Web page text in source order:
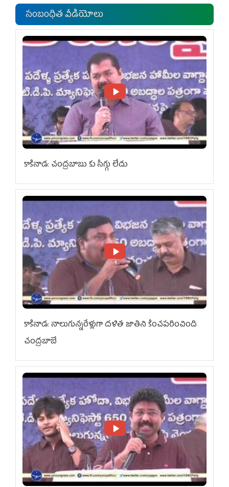
సంబంధిత వీడియోలు
కాకినాడ: చంద్రబాబు కు సిగ్గు లేదు
కాకినాడ: నాలుగున్నరేళ్లుగా దళిత జాతిని కించపరించింది
చంద్రబాబే